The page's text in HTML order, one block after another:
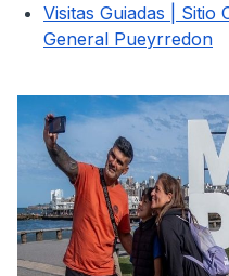
Visitas Guiadas | Sitio
General Pueyrredon